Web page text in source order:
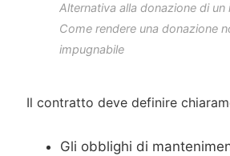
Alternativa alla donazione di un
Come rendere una donazione
impugnabile
Il contratto deve definire
Gli obblighi di